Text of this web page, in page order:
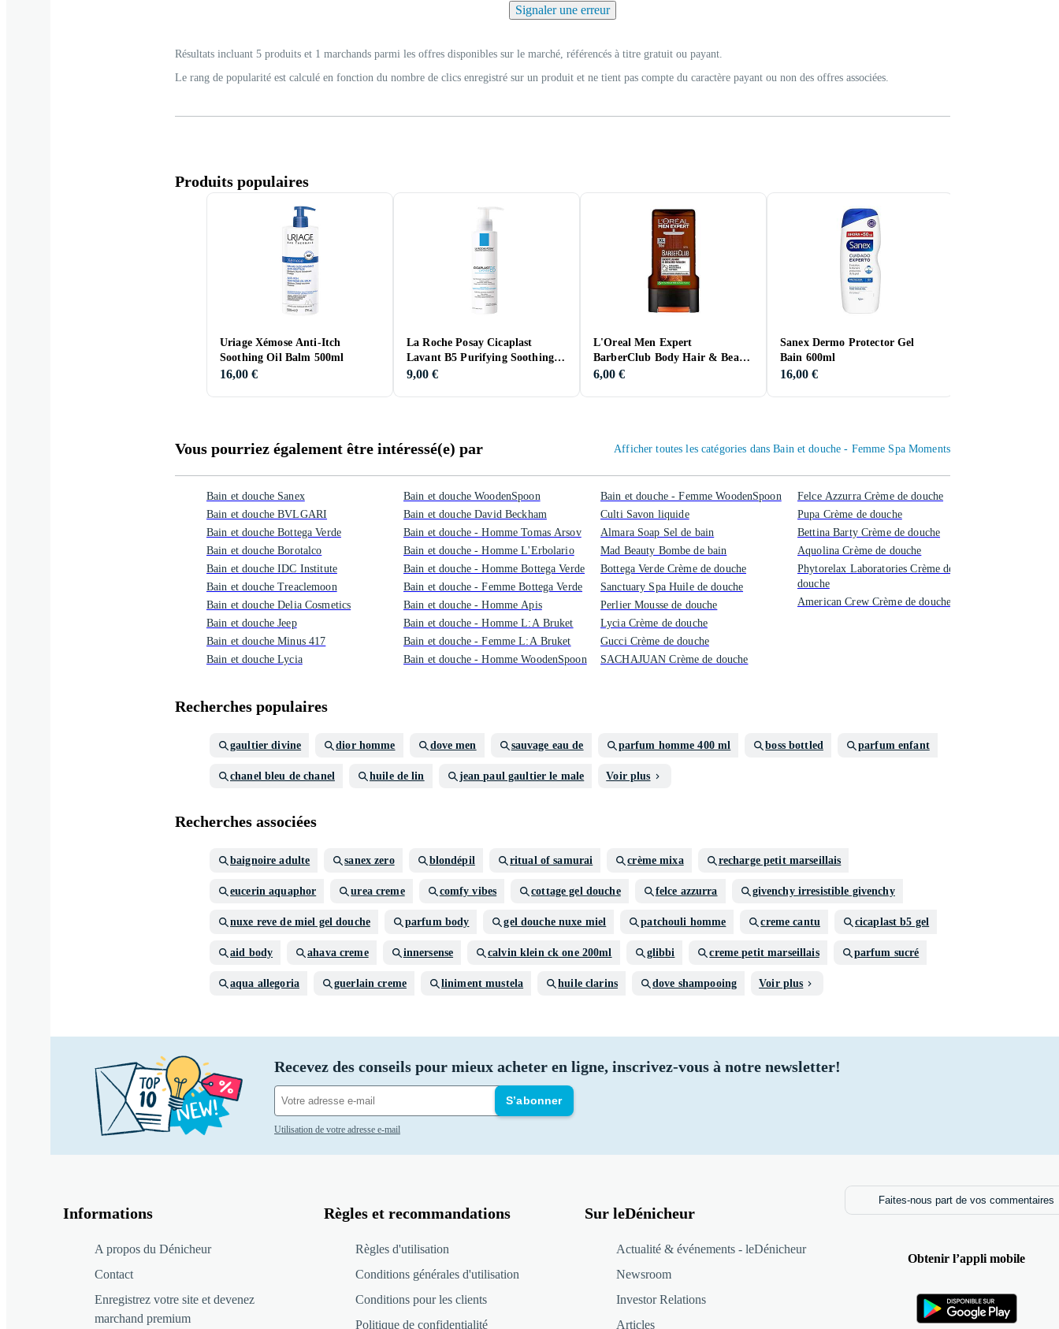
Signaler une erreur
Résultats incluant 5 produits et 1 marchands parmi les offres disponibles sur le marché, référencés à titre gratuit ou payant.
Le rang de popularité est calculé en fonction du nombre de clics enregistré sur un produit et ne tient pas compte du caractère payant ou non des offres associées.
Produits populaires
Uriage Xémose Anti-Itch
Soothing Oil Balm 500ml
16,00 €
La Roche Posay Cicaplast
Lavant B5 Purifying Soothing
Foaming Gel 200ml
9,00 €
L'Oreal Men Expert
BarberClub Body Hair & Beard
Shower Gel 300ml
6,00 €
Sanex Dermo Protector Gel
Bain 600ml
16,00 €
Vous pourriez également être intéressé(e) par Afficher toutes les catégories dans Bain et douche - Femme Spa Moments
Bain et douche Sanex
Bain et douche BVLGARI
Bain et douche Bottega Verde
Bain et douche Borotalco
Bain et douche IDC Institute
Bain et douche Treaclemoon
Bain et douche Delia Cosmetics
Bain et douche Jeep
Bain et douche Minus 417
Bain et douche Lycia
Bain et douche WoodenSpoon
Bain et douche David Beckham
Bain et douche - Homme Tomas Arsov
Bain et douche - Homme L'Erbolario
Bain et douche - Homme Bottega Verde
Bain et douche - Femme Bottega Verde
Bain et douche - Homme Apis
Bain et douche - Homme L:A Bruket
Bain et douche - Femme L:A Bruket
Bain et douche - Homme WoodenSpoon
Bain et douche - Femme WoodenSpoon
Culti Savon liquide
Almara Soap Sel de bain
Mad Beauty Bombe de bain
Bottega Verde Crème de douche
Sanctuary Spa Huile de douche
Perlier Mousse de douche
Lycia Crème de douche
Gucci Crème de douche
SACHAJUAN Crème de douche
Felce Azzurra Crème de douche
Pupa Crème de douche
Bettina Barty Crème de douche
Aquolina Crème de douche
Phytorelax Laboratories Crème de
douche
American Crew Crème de douche
Recherches populaires
gaultier divine dior homme dove men sauvage eau de parfum homme 400 ml boss bottled parfum enfant
chanel bleu de chanel huile de lin jean paul gaultier le male Voir plus
Recherches associées
baignoire adulte sanex zero blondépil ritual of samurai crème mixa recharge petit marseillais
eucerin aquaphor urea creme comfy vibes cottage gel douche felce azzurra givenchy irresistible givenchy
nuxe reve de miel gel douche parfum body gel douche nuxe miel patchouli homme creme cantu cicaplast b5 gel
aid body ahava creme innersense calvin klein ck one 200ml glibbi creme petit marseillais parfum sucré
aqua allegoria guerlain creme liniment mustela huile clarins dove shampooing Voir plus
Recevez des conseils pour mieux acheter en ligne, inscrivez-vous à notre newsletter!
S’abonner
Utilisation de votre adresse e-mail
Informations
A propos du Dénicheur
Contact
Enregistrez votre site et devenez
marchand premium
Règles et recommandations
Règles d'utilisation
Conditions générales d'utilisation
Conditions pour les clients
Politique de confidentialité
Sur leDénicheur
Actualité & événements - leDénicheur
Newsroom
Investor Relations
Articles
Faites-nous part de vos commentaires
Obtenir l’appli mobile